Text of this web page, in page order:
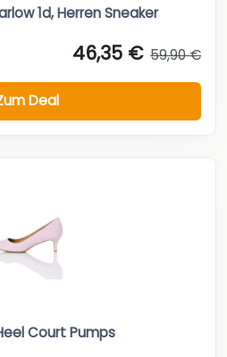
1d, Herren Sneaker
46,35 € 59,90 €
Deal
Court Pumps